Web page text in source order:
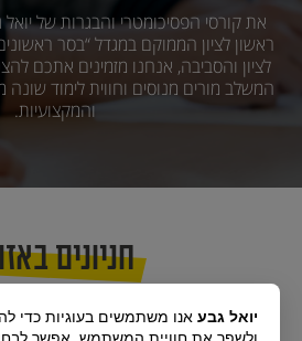
את קורסי הפסיכומטרי והבגרות של
ראשון לציון הממוקם במגדל “בסר
לציון והסביבה, אנחנו מזמינים אתכם
המשלב מורים מנוסים וחווית לימוד
והמקצועיות.
חניונים
יואל גבע אנו משתמשים בעוגיות כדי